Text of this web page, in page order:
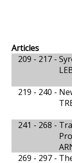
Articles
209 - 217 -
219 - 240 -
241 - 268 -
269 - 297 -